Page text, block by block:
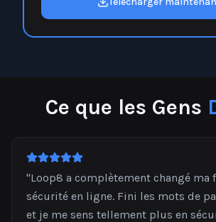
Ce que les Gens
"Loop8 a complètement changé ma
sécurité en ligne. Fini les mots de
et je me sens tellement plus en